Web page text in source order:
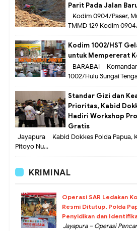
Parit Pada Jalan
Kodim 0904/Paser,
TMMD 129 Kodim
Kodim 1002/HST
untuk Mempererat
BARABAI –
1002/Hulu Sungai
Standar Gizi dan
Prioritas, Kabid
Hadiri Workshop
Gratis
Jayapura – Kabid Dokkes Polda Papua,
Pitoyo Nu...
KRIMINAL
Operasi SAR Ledakan
Resmi Ditutup, Polda
Penyidikan dan
Jayapura – Operasi